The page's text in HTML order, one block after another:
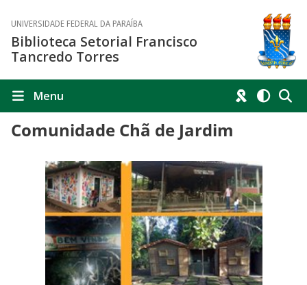
UNIVERSIDADE FEDERAL DA PARAÍBA
Biblioteca Setorial Francisco
Tancredo Torres
Menu
Comunidade Chã de Jardim